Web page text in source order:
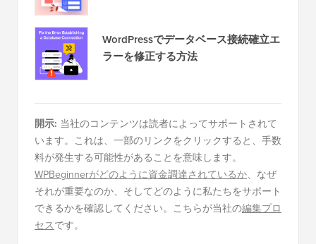
WordPressでデータベース接続確立エ
ラーを修正する方法
開示: 当社のコンテンツは読者によってサポートされて
います。これは、一部のリンクをクリックすると、手数
料が発生する可能性があることを意味します。
WPBeginnerがどのように資金調達されているか、なぜ
それが重要なのか、そしてどのように私たちをサポート
できるかを確認してください。こちらが当社の編集プロ
セスです。